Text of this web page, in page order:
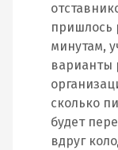
пришлось
минутам,
варианты
сколько
будет
вдруг